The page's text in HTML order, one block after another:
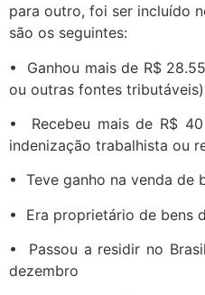
para outro, foi ser incluído
são os seguintes:
• Ganhou mais de R$
ou outras fontes
• Recebeu mais de R$
indenização trabalhista ou
• Teve ganho na venda de
• Era proprietário de bens
• Passou a residir no
dezembro